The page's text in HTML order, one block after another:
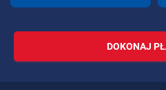
DOKONAJ